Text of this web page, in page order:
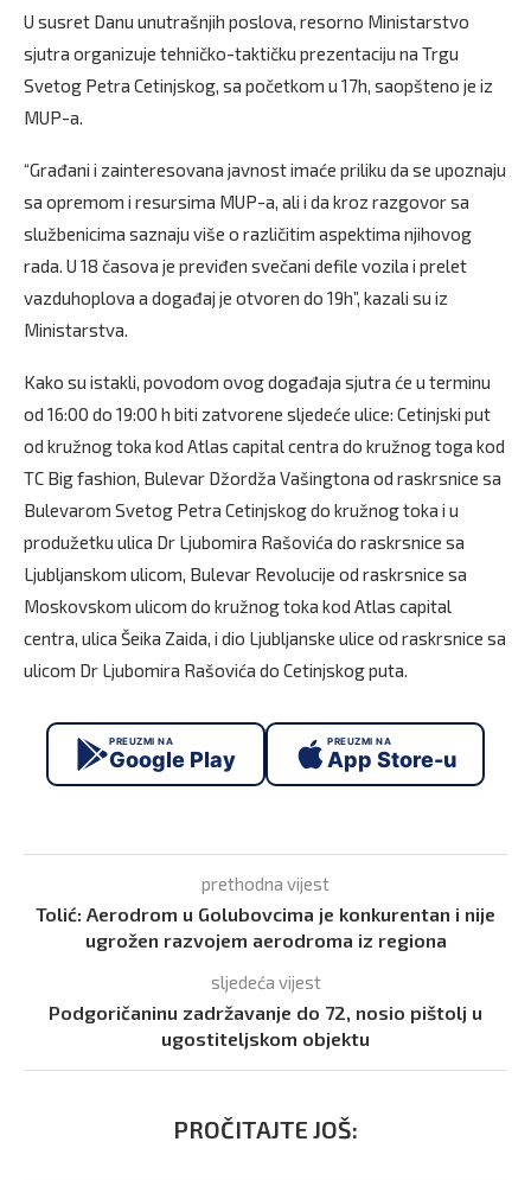
U susret Danu unutrašnjih poslova, resorno Ministarstvo
sjutra organizuje tehničko-taktičku prezentaciju na Trgu
Svetog Petra Cetinjskog, sa početkom u 17h, saopšteno je iz
MUP-a.
“Građani i zainteresovana javnost imaće priliku da se upoznaju
sa opremom i resursima MUP-a, ali i da kroz razgovor sa
službenicima saznaju više o različitim aspektima njihovog
rada. U 18 časova je previđen svečani defile vozila i prelet
vazduhoplova a događaj je otvoren do 19h”, kazali su iz
Ministarstva.
Kako su istakli, povodom ovog događaja sjutra će u terminu
od 16:00 do 19:00 h biti zatvorene sljedeće ulice: Cetinjski put
od kružnog toka kod Atlas capital centra do kružnog toga kod
TC Big fashion, Bulevar Džordža Vašingtona od raskrsnice sa
Bulevarom Svetog Petra Cetinjskog do kružnog toka i u
produžetku ulica Dr Ljubomira Rašovića do raskrsnice sa
Ljubljanskom ulicom, Bulevar Revolucije od raskrsnice sa
Moskovskom ulicom do kružnog toka kod Atlas capital
centra, ulica Šeika Zaida, i dio Ljubljanske ulice od raskrsnice sa
ulicom Dr Ljubomira Rašovića do Cetinjskog puta.
PREUZMI NA
Google Play
PREUZMI NA
App Store-u
prethodna vijest
Tolić: Aerodrom u Golubovcima je konkurentan i nije
ugrožen razvojem aerodroma iz regiona
sljedeća vijest
Podgoričaninu zadržavanje do 72, nosio pištolj u
ugostiteljskom objektu
PROČITAJTE JOŠ: